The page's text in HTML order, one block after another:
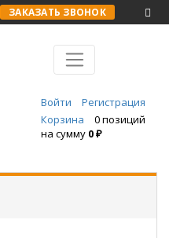
ЗАКАЗАТЬ ЗВОНОК
Войти
Регистрация
Корзина
0 позиций
на сумму 0 ₽